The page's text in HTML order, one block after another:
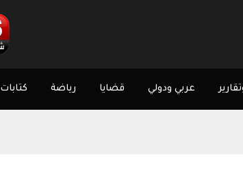
عربي ودولي قضايا رياضة